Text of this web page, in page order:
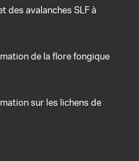
des avalanches SLF à
de la flore fongique
sur les lichens de